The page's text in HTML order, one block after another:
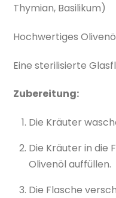
Thymian, Basilikum)
Hochwertiges
Eine sterilisierte
Zubereitung:
Die Kräuter
Die Kräuter in die
Olivenöl auffüllen.
Die Flasche